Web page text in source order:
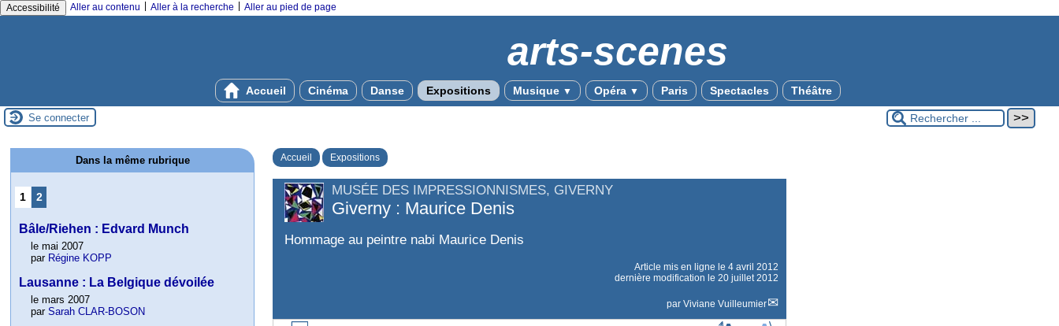
Accessibilité Aller au contenu Aller à la recherche Aller au pied de page
arts-scenes
Accueil Cinéma Danse Expositions Musique ▼ Opéra ▼ Paris Spectacles Théâtre
Se connecter
Accueil Expositions
MUSÉE DES IMPRESSIONNISMES, GIVERNY
Giverny : Maurice Denis
Hommage au peintre nabi Maurice Denis
Article mis en ligne le 4 avril 2012
dernière modification le 20 juillet 2012
par Viviane Vuilleumier
Dans la même rubrique
1 2
Bâle/Riehen : Edvard Munch
le mai 2007
par Régine KOPP
Lausanne : La Belgique dévoilée
le mars 2007
parSarah CLAR-BOSON